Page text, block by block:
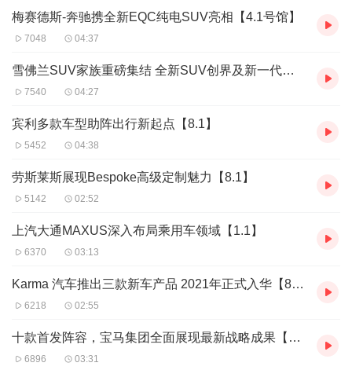
梅赛德斯-奔驰携全新EQC纯电SUV亮相【4.1号馆】
7048 04:37
雪佛兰SUV家族重磅集结 全新SUV创界及新一代创酷全球首发【1】
7540 04:27
宾利多款车型助阵出行新起点【8.1】
5452 04:38
劳斯莱斯展现Bespoke高级定制魅力【8.1】
5142 02:52
上汽大通MAXUS深入布局乘用车领域【1.1】
6370 03:13
Karma 汽车推出三款新车产品 2021年正式入华【8.1】
6218 02:55
十款首发阵容，宝马集团全面展现最新战略成果【7.1】
6896 03:31